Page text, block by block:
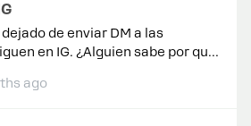
de enviar DM a las
en IG. ¿Alguien sabe por qué
actualizado los permisos de
sin funcionar y la conexión está
ago